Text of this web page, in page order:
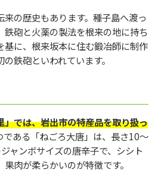
来の歴史もあります。種子島へ渡っ
鉄砲と火薬の製法を根来の地に持ち
基に、根来坂本に住む鍛冶師に制作
鉄砲といわれています。
」では、岩出市の特産品を取り扱っ
である「ねごろ大唐」は、長さ10～
ャンボサイズの唐辛子で、シシト
肉が柔らかいのが特徴です。